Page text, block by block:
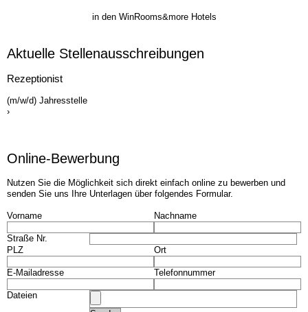
Gruppen & Geschäftsreisende
Teambuilding
Angebote
Jobs
Seminare
Gruppen & Geschäftsreisende
Teambuilding
Kontakt
in den WinRooms&more Hotels
Aktuelle Stellen­ausschreib­ungen
Rezeptionist
(m/w/d) Jahresstelle
›
Online-Bewerbung
Nutzen Sie die Möglichkeit sich direkt einfach online zu bewerben und
senden Sie uns Ihre Unterlagen über folgendes Formular.
Vorname Nachname
Straße Nr.
PLZ
Ort
E-Mailadresse Telefonnummer
Dateien